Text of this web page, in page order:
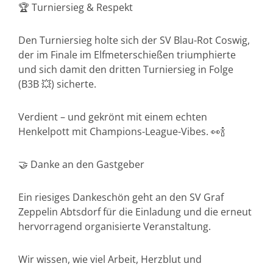
🏆 Turniersieg & Respekt
Den Turniersieg holte sich der SV Blau-Rot Coswig,
der im Finale im Elfmeterschießen triumphierte
und sich damit den dritten Turniersieg in Folge
(B3B 💥) sicherte.
Verdient – und gekrönt mit einem echten
Henkelpott mit Champions-League-Vibes. 👀🍾
🤝 Danke an den Gastgeber
Ein riesiges Dankeschön geht an den SV Graf
Zeppelin Abtsdorf für die Einladung und die erneut
hervorragend organisierte Veranstaltung.
Wir wissen, wie viel Arbeit, Herzblut und